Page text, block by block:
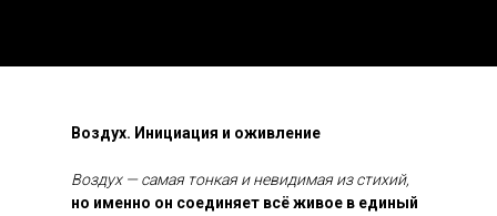
Воздух. Инициация и оживление
Воздух — самая тонкая и невидимая из стихий,
но именно он соединяет всё живое в единый